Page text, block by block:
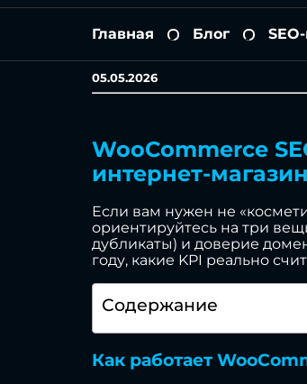
Главная - Блог -
05.05.2026
WooCommerce
интернет-
Если вам нужен не
ориентируйтесь на три
дубликаты) и доверие
году, какие KPI реально
Содержание
Как работает